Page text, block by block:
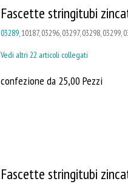
Fascette stringitubi
03289, 10187, 03296, 03297, 03298, 03299,
Vedi altri 22 articoli collegati
confezione da 25,00 Pezzi
Fascette stringitubi